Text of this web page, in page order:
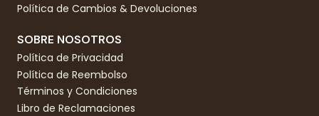
Política de Cambios & Devoluciones
SOBRE NOSOTROS
Política de Privacidad
Política de Reembolso
Términos y Condiciones
Libro de Reclamaciones